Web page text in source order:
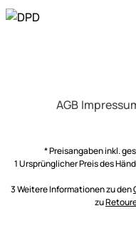
AGB
* Preisangaben inkl.
1 Ursprünglicher Preis des
3 Weitere Informationen zu den
zu